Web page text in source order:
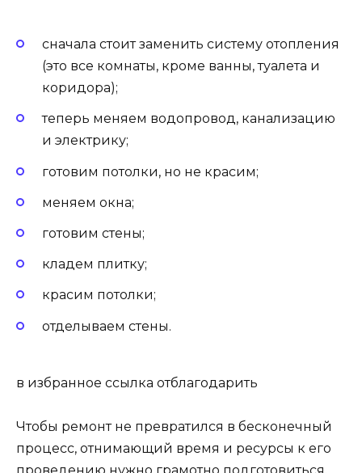
сначала стоит заменить систему отопления
(это все комнаты, кроме ванны, туалета и
коридора);
теперь меняем водопровод, канализацию
и электрику;
готовим потолки, но не красим;
меняем окна;
готовим стены;
кладем плитку;
красим потолки;
отделываем стены.
в избранное ссылка отблагодарить
Чтобы ремонт не превратился в бесконечный
процесс, отнимающий время и ресурсы к его